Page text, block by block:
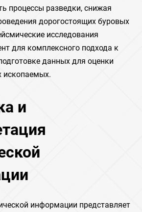
процессы разведки, снижая
дорогостоящих буровых
исследования
для комплексного подхода к
данных для оценки
ископаемых.
и
информации представляет